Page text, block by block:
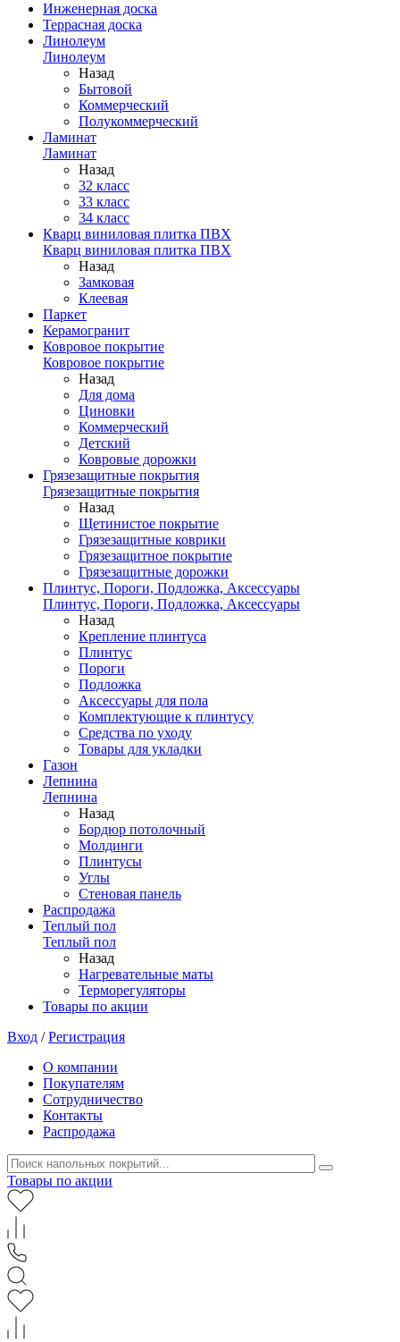
Инженерная доска
Террасная доска
Линолеум
Линолеум
Назад
Бытовой
Коммерческий
Полукоммерческий
Ламинат
Ламинат
Назад
32 класс
33 класс
34 класс
Кварц виниловая плитка ПВХ
Кварц виниловая плитка ПВХ
Назад
Замковая
Клеевая
Паркет
Керамогранит
Ковровое покрытие
Ковровое покрытие
Назад
Для дома
Циновки
Коммерческий
Детский
Ковровые дорожки
Грязезащитные покрытия
Грязезащитные покрытия
Назад
Щетинистое покрытие
Грязезащитные коврики
Грязезащитное покрытие
Грязезащитные дорожки
Плинтус, Пороги, Подложка, Аксессуары
Плинтус, Пороги, Подложка, Аксессуары
Назад
Крепление плинтуса
Плинтус
Пороги
Подложка
Аксессуары для пола
Комплектующие к плинтусу
Средства по уходу
Товары для укладки
Газон
Лепнина
Лепнина
Назад
Бордюр потолочный
Молдинги
Плинтусы
Углы
Стеновая панель
Распродажа
Теплый пол
Теплый пол
Назад
Нагревательные маты
Терморегуляторы
Товары по акции
Вход /Регистрация
О компании
Покупателям
Сотрудничество
Контакты
Распродажа
Товары по акции